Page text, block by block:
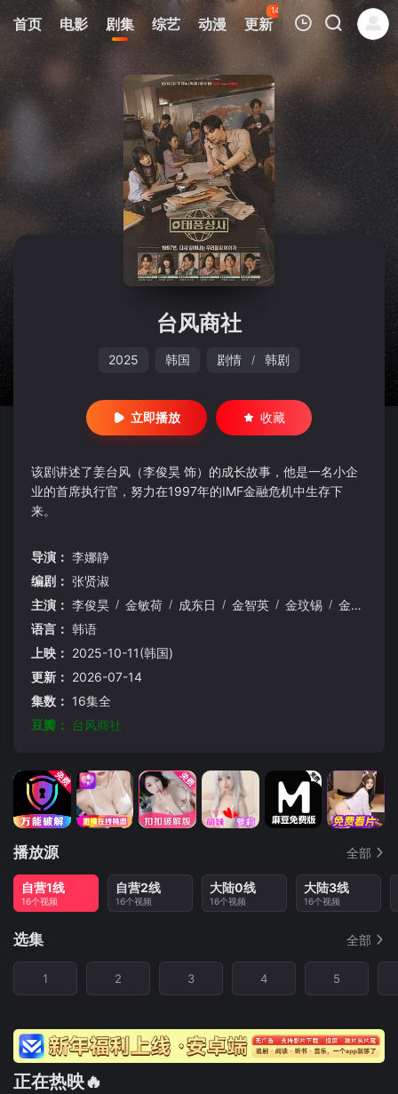
首页 电影 剧集 综艺 动漫 更新
143
热榜 APP
我的观影记录
暂无观看影片的记录
台风商社
2025 韩国 剧情 / 韩剧
立即播放 收藏
该剧讲述了姜台风（李俊昊 饰）的成长故事，他是一名小企
业的首席执行官，努力在1997年的IMF金融危机中生存下
来。
导演： 李娜静
编剧： 张贤淑
主演： 李俊昊 / 金敏荷 / 成东日 / 金智英 / 金玟锡 / 金英玉
语言： 韩语
上映： 2025-10-11(韩国)
更新： 2026-07-14
集数： 16集全
豆瓣： 台风商社
播放源 全部
自营1线
16个视频
自营2线
16个视频
大陆0线
16个视频
大陆3线
16个视频
选集 全部
1 2 3 4 5
正在热映🔥